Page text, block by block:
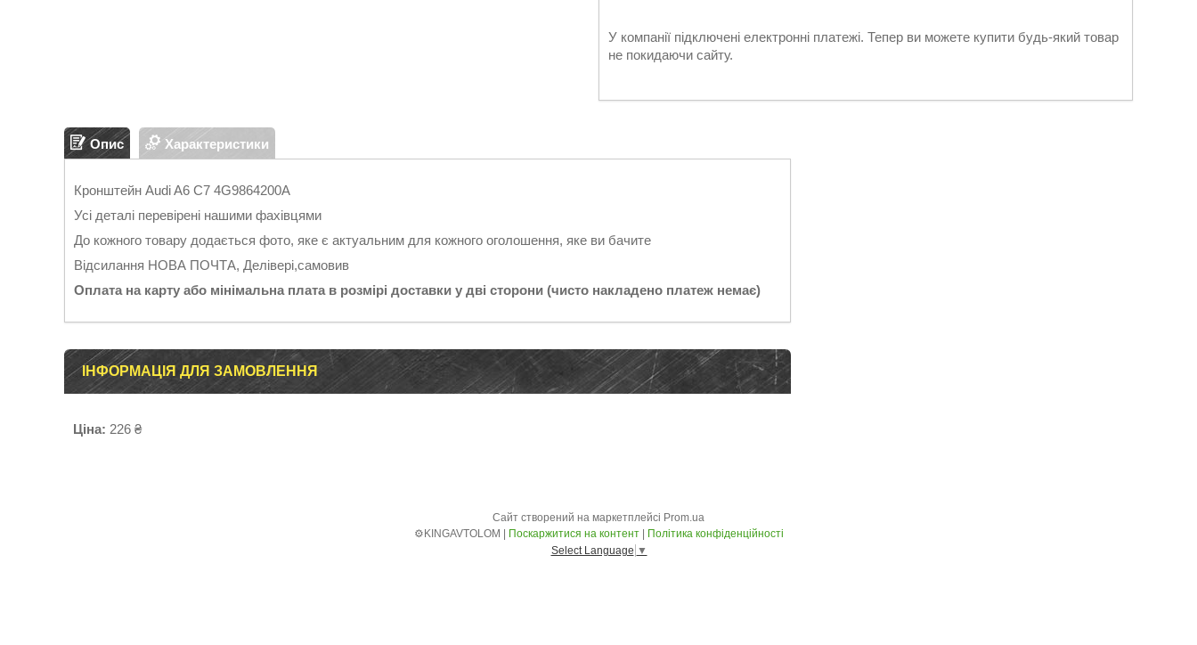
У компанії підключені електронні платежі. Тепер ви можете купити будь-який товар
не покидаючи сайту.
Опис Характеристики
Кронштейн Audi A6 C7 4G9864200A
Усі деталі перевірені нашими фахівцями
До кожного товару додається фото, яке є актуальним для кожного оголошення, яке ви бачите
Відсилання НОВА ПОЧТА, Делівері,самовив
Оплата на карту або мінімальна плата в розмірі доставки у дві сторони (чисто накладено платеж немає)
ІНФОРМАЦІЯ ДЛЯ ЗАМОВЛЕННЯ
Ціна: 226 ₴
Сайт створений на маркетплейсі Prom.ua
Поскаржитися на контент
Політика конфіденційності
Select Language ▼